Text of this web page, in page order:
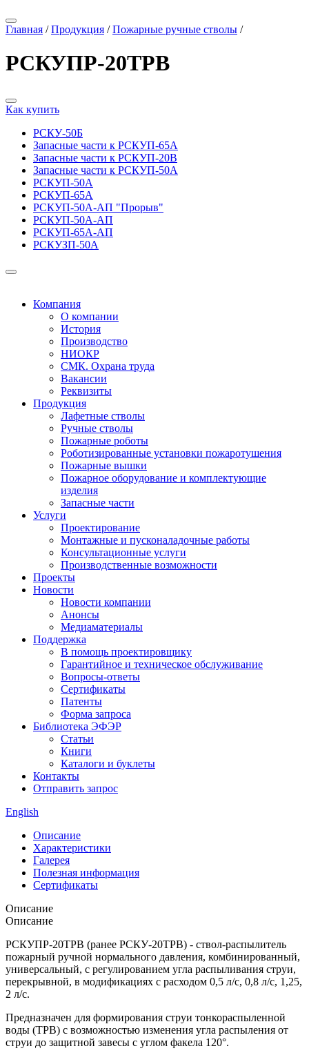
Главная /Продукция /Пожарные ручные стволы /
РСКУПР-20ТРВ
Как купить
РСКУ-50Б
Запасные части к РСКУП-65А
Запасные части к РСКУП-20В
Запасные части к РСКУП-50А
РСКУП-50А
РСКУП-65А
РСКУП-50А-АП "Прорыв"
РСКУП-50А-АП
РСКУП-65А-АП
РСКУЗП-50А
Компания
О компании
История
Производство
НИОКР
СМК. Охрана труда
Вакансии
Реквизиты
Продукция
Лафетные стволы
Ручные стволы
Пожарные роботы
Роботизированные установки пожаротушения
Пожарные вышки
Пожарное оборудование и комплектующие
изделия
Запасные части
Услуги
Проектирование
Монтажные и пусконаладочные работы
Консультационные услуги
Производственные возможности
Проекты
Новости
Новости компании
Анонсы
Медиаматериалы
Поддержка
В помощь проектировщику
Гарантийное и техническое обслуживание
Вопросы-ответы
Сертификаты
Патенты
Форма запроса
Библиотека ЭФЭР
Статьи
Книги
Каталоги и буклеты
Контакты
Отправить запрос
English
Описание
Характеристики
Галерея
Полезная информация
Сертификаты
Описание
Описание
РСКУПР-20ТРВ (ранее РСКУ-20ТРВ) - ствол-распылитель
пожарный ручной нормального давления, комбинированный,
универсальный, с регулированием угла распыливания струи,
перекрывной, в модификациях с расходом 0,5 л/с, 0,8 л/с, 1,25,
2 л/с.
Предназначен для формирования струи тонкораспыленной
воды (ТРВ) с возможностью изменения угла распыления от
струи до защитной завесы с углом факела 120°.